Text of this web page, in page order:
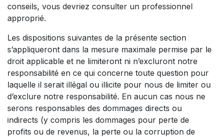
conseils, vous devriez consulter un professionnel
approprié.
Les dispositions suivantes de la présente section
s’appliqueront dans la mesure maximale permise par le
droit applicable et ne limiteront ni n’excluront notre
responsabilité en ce qui concerne toute question pour
laquelle il serait illégal ou illicite pour nous de limiter ou
d’exclure notre responsabilité. En aucun cas nous ne
serons responsables des dommages directs ou
indirects (y compris les dommages pour perte de
profits ou de revenus, la perte ou la corruption de